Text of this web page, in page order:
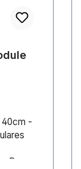
40cm -
Das